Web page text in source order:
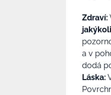
Zdraví:
a v
dodá
Láska: